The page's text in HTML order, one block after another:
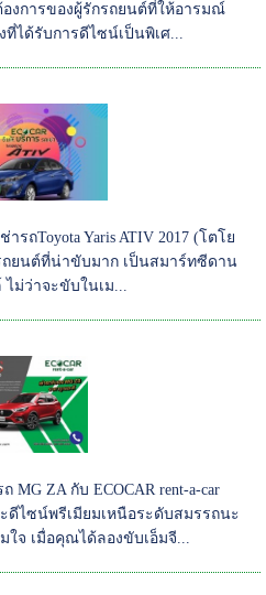
งการของผู้รักรถยนต์ที่ให้อารมณ์
ได้รับการดีไซน์เป็นพิเศ...
ารถToyota Yaris ATIV 2017 (โตโย
ถยนต์ที่น่าขับมาก เป็นสมาร์ทซีดาน
ม่ว่าจะขับในเม...
MG ZA กับ ECOCAR rent-a-car
ดีไซน์พรีเมียมเหนือระดับสมรรถนะ
จ เมื่อคุณได้ลองขับเอ็มจี...